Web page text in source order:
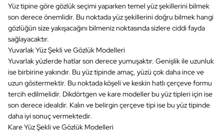
Yüz tipine göre gözlük seçimi yaparken temel yüz şekillerini bilmek
son derece önemlidir. Bu noktada yüz şekillerini doğru bilmek hangi
gözlüğün size yakışacağını bilmeniz noktasında sizlere ciddi fayda
sağlayacaktır.
Yuvarlak Yüz Şekli ve Gözlük Modelleri
Yuvarlak yüzlerde hatlar son derece yumuşaktır. Genişlik ile uzunluk
ise birbirine yakındır. Bu yüz tipinde amaç, yüzü çok daha ince ve
uzun göstermektir. Bu noktada köşeli ve keskin hatlı çerçeve formu
tercih edilmelidir. Dikdörtgen ve kare modeller bu yüz tipleri için ise
son derece idealdir. Kalın ve belirgin çerçeve tipi ise bu yüz tipinde
daha iyi sonuç vermektedir.
Kare Yüz Şekli ve Gözlük Modelleri